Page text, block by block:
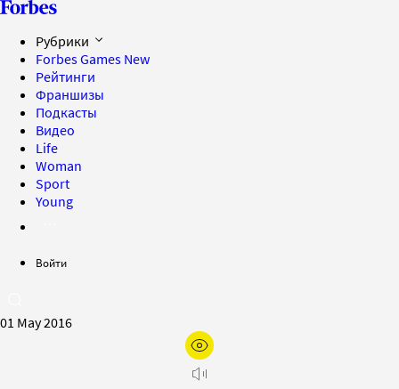
Рубрики
Forbes Games New
Рейтинги
Франшизы
Подкасты
Видео
Life
Woman
Sport
Young
Войти
01 May 2016